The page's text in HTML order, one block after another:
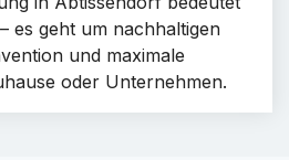
es geht um nachhaltigen
und maximale
oder Unternehmen.